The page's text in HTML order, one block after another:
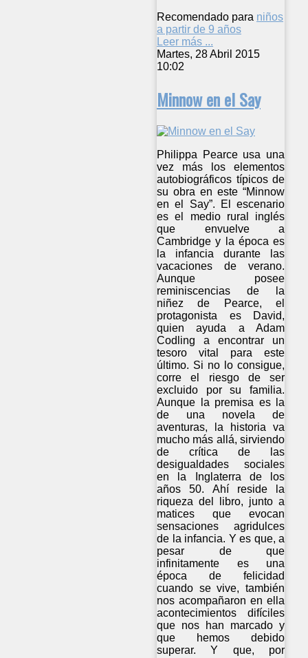
Recomendado para niños
a partir de 9 años
Leer más ...
Martes, 28 Abril 2015
10:02
Minnow en el Say
Philippa Pearce usa una
vez más los elementos
autobiográficos típicos de
su obra en este “Minnow
en el Say”. El escenario
es el medio rural inglés
que envuelve a
Cambridge y la época es
la infancia durante las
vacaciones de verano.
Aunque posee
reminiscencias de la
niñez de Pearce, el
protagonista es David,
quien ayuda a Adam
Codling a encontrar un
tesoro vital para este
último. Si no lo consigue,
corre el riesgo de ser
excluido por su familia.
Aunque la premisa es la
de una novela de
aventuras, la historia va
mucho más allá, sirviendo
de crítica de las
desigualdades sociales
en la Inglaterra de los
años 50. Ahí reside la
riqueza del libro, junto a
matices que evocan
sensaciones agridulces
de la infancia. Y es que, a
pesar de que
infinitamente es una
época de felicidad
cuando se vive, también
nos acompañaron en ella
acontecimientos difíciles
que nos han marcado y
que hemos debido
superar. Y que, por